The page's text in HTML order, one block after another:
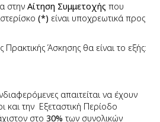
στηνΑίτηση Συμμετοχής που
(*) είναι υποχρεωτικά προς
Πρακτικής Άσκησης θα είναι το εξής:
απαιτείται να έχουν
και την Εξεταστική Περίοδο
στο30%των συνολικών